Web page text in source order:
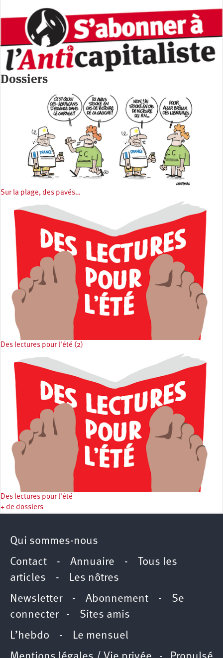
Dossiers
Sur la plage, des pavés…
Des lectures pour l'été (2)
Des lectures pour l'été
+ de dossiers
Qui sommes-nous
Contact - Annuaire -
Tous les
articles - Les nôtres
Newsletter- Abonnement - Se
connecter- Sites amis
L’hebdo - Le mensuel